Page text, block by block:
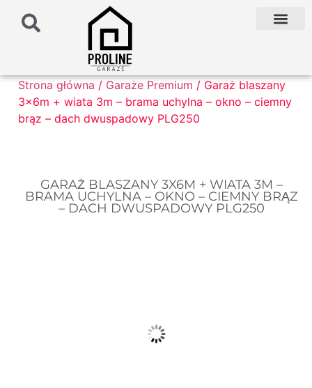
Strona główna / Garaże Premium / Garaż blaszany
3x6m + wiata 3m – brama uchylna – okno – ciemny
brąz – dach dwuspadowy PLG250
GARAŻ BLASZANY 3X6M + WIATA 3M –
BRAMA UCHYLNA – OKNO – CIEMNY BRĄZ
– DACH DWUSPADOWY PLG250